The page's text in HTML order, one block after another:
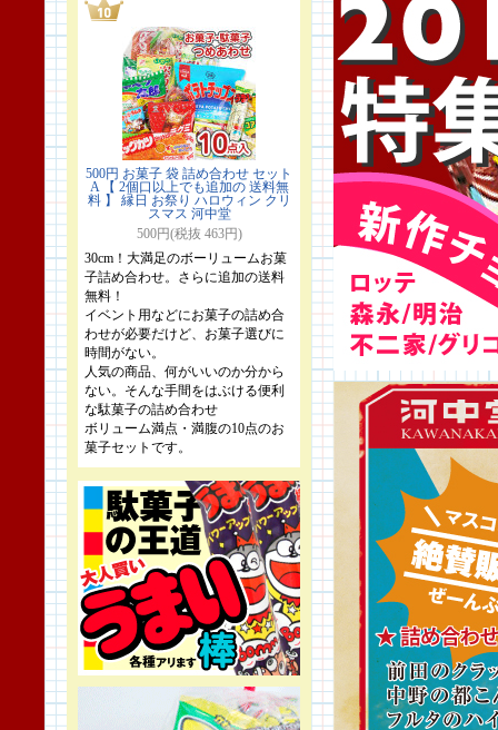
500円 お菓子 袋 詰め合わせ セット
A 【 2個口以上でも追加の 送料無
料 】 縁日 お祭り ハロウィン クリ
スマス 河中堂
500円(税抜 463円)
30cm！大満足のボーリュームお菓
子詰め合わせ。さらに追加の送料
無料！
イベント用などにお菓子の詰め合
わせが必要だけど、お菓子選びに
時間がない。
人気の商品、何がいいのか分から
ない。そんな手間をはぶける便利
な駄菓子の詰め合わせ
ボリューム満点・満腹の10点のお
菓子セットです。